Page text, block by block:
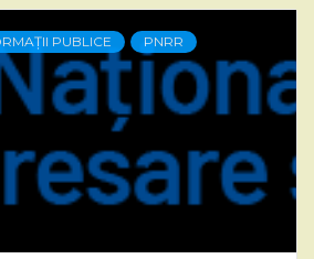
PUBLICE
PNRR